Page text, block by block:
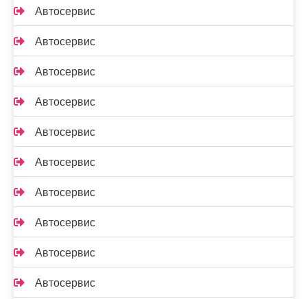
Автосервис
Автосервис
Автосервис
Автосервис
Автосервис
Автосервис
Автосервис
Автосервис
Автосервис
Автосервис